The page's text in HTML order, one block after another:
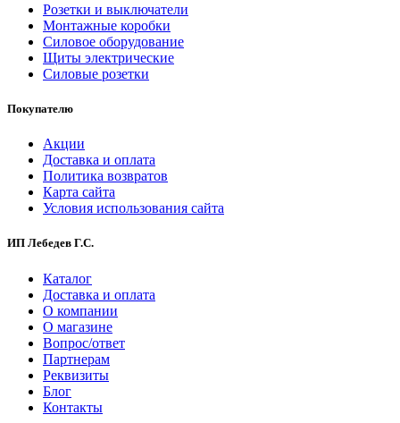
Розетки и выключатели
Монтажные коробки
Силовое оборудование
Щиты электрические
Силовые розетки
Покупателю
Акции
Доставка и оплата
Политика возвратов
Карта сайта
Условия использования сайта
ИП Лебедев Г.С.
Каталог
Доставка и оплата
О компании
О магазине
Вопрос/ответ
Партнерам
Реквизиты
Блог
Контакты